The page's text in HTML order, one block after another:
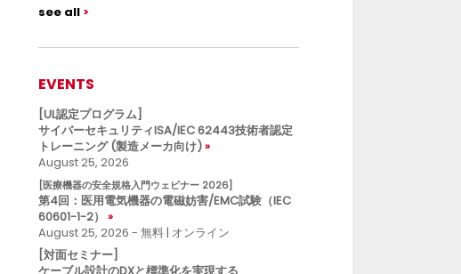
see all
EVENTS
[UL認定プログラム]
サイバーセキュリティISA/IEC 62443技術者認定
トレーニング (製造メーカ向け)
August 25, 2026
[医療機器の安全規格入門ウェビナー 2026]
第4回：医用電気機器の電磁妨害/EMC試験（IEC
60601-1-2）
August 25, 2026 - 無料 | オンライン
[対面セミナー]